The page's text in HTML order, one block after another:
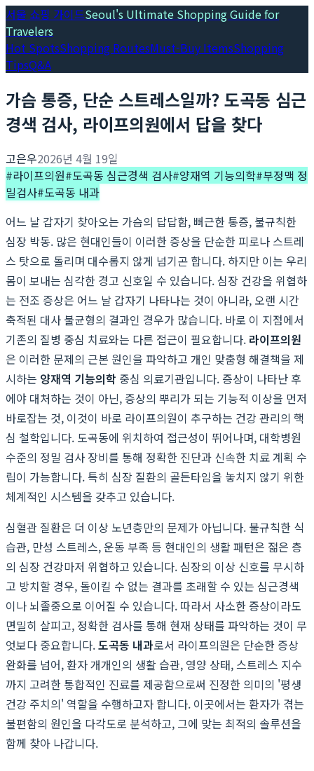
서울 쇼핑 가이드Seoul's Ultimate Shopping Guide for
Travelers
Hot SpotsShopping RoutesMust-Buy ItemsShopping
TipsQ&A
가슴 통증, 단순 스트레스일까? 도곡동 심근
경색 검사, 라이프의원에서 답을 찾다
고은우2026년 4월 19일
#라이프의원#도곡동 심근경색 검사#양재역 기능의학#부정맥 정
밀검사#도곡동 내과
어느 날 갑자기 찾아오는 가슴의 답답함, 뻐근한 통증, 불규칙한
심장 박동. 많은 현대인들이 이러한 증상을 단순한 피로나 스트레
스 탓으로 돌리며 대수롭지 않게 넘기곤 합니다. 하지만 이는 우리
몸이 보내는 심각한 경고 신호일 수 있습니다. 심장 건강을 위협하
는 전조 증상은 어느 날 갑자기 나타나는 것이 아니라, 오랜 시간
축적된 대사 불균형의 결과인 경우가 많습니다. 바로 이 지점에서
기존의 질병 중심 치료와는 다른 접근이 필요합니다. 라이프의원
은 이러한 문제의 근본 원인을 파악하고 개인 맞춤형 해결책을 제
시하는 양재역 기능의학 중심 의료기관입니다. 증상이 나타난 후
에야 대처하는 것이 아닌, 증상의 뿌리가 되는 기능적 이상을 먼저
바로잡는 것, 이것이 바로 라이프의원이 추구하는 건강 관리의 핵
심 철학입니다. 도곡동에 위치하여 접근성이 뛰어나며, 대학병원
수준의 정밀 검사 장비를 통해 정확한 진단과 신속한 치료 계획 수
립이 가능합니다. 특히 심장 질환의 골든타임을 놓치지 않기 위한
체계적인 시스템을 갖추고 있습니다.
심혈관 질환은 더 이상 노년층만의 문제가 아닙니다. 불규칙한 식
습관, 만성 스트레스, 운동 부족 등 현대인의 생활 패턴은 젊은 층
의 심장 건강마저 위협하고 있습니다. 심장의 이상 신호를 무시하
고 방치할 경우, 돌이킬 수 없는 결과를 초래할 수 있는 심근경색
이나 뇌졸중으로 이어질 수 있습니다. 따라서 사소한 증상이라도
면밀히 살피고, 정확한 검사를 통해 현재 상태를 파악하는 것이 무
엇보다 중요합니다.도곡동 내과로서 라이프의원은 단순한 증상
완화를 넘어, 환자 개개인의 생활 습관, 영양 상태, 스트레스 지수
까지 고려한 통합적인 진료를 제공함으로써 진정한 의미의 '평생
건강 주치의' 역할을 수행하고자 합니다. 이곳에서는 환자가 겪는
불편함의 원인을 다각도로 분석하고, 그에 맞는 최적의 솔루션을
함께 찾아 나갑니다.